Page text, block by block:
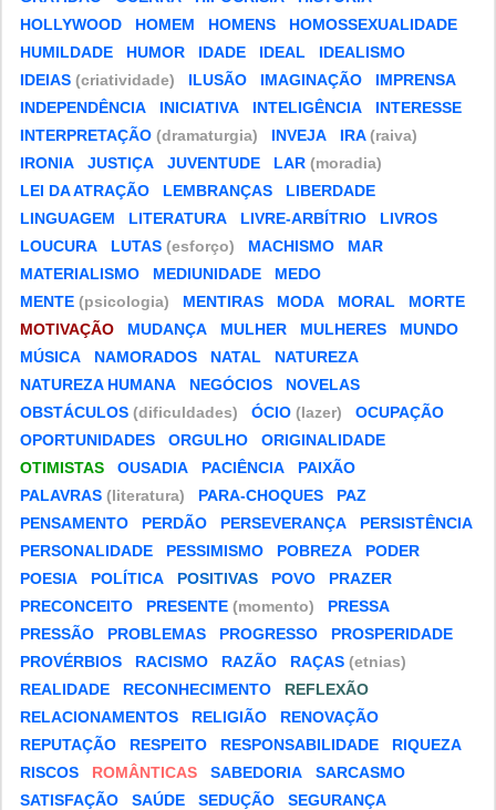
HOLLYWOOD
HOMEM HOMENS
HOMOSSEXUALIDADE
HUMILDADE
HUMOR IDADE IDEAL
IDEALISMO
IDEIAS (criatividade) ILUSÃO IMAGINAÇÃO
IMPRENSA
INDEPENDÊNCIA
INICIATIVA INTELIGÊNCIA
INTERESSE
INTERPRETAÇÃO (dramaturgia) INVEJA IRA(raiva)
IRONIA
JUSTIÇA JUVENTUDE LAR (moradia)
LEI DA ATRAÇÃO
LEMBRANÇAS
LIBERDADE
LINGUAGEM
LITERATURA LIVRE-ARBÍTRIO
LIVROS
LOUCURA
LUTAS (esforço) MACHISMO
MAR
MATERIALISMO
MEDIUNIDADE
MEDO
MENTE (psicologia) MENTIRAS MODA MORAL
MORTE
MOTIVAÇÃO
MUDANÇA MULHER MULHERES
MUNDO
MÚSICA
NAMORADOS NATAL
NATUREZA
NATUREZA HUMANA
NEGÓCIOS
NOVELAS
OBSTÁCULOS (dificuldades) ÓCIO (lazer)
OCUPAÇÃO
OPORTUNIDADES
ORGULHO
ORIGINALIDADE
OTIMISTAS
OUSADIA PACIÊNCIA
PAIXÃO
PALAVRAS (literatura) PARA-CHOQUES
PAZ
PENSAMENTO
PERDÃO PERSEVERANÇA
PERSISTÊNCIA
PERSONALIDADE
PESSIMISMO POBREZA
PODER
POESIA
POLÍTICA POSITIVAS POVO
PRAZER
PRECONCEITO
PRESENTE (momento)
PRESSA
PRESSÃO
PROBLEMAS PROGRESSO
PROSPERIDADE
PROVÉRBIOS
RACISMO RAZÃO RAÇAS (etnias)
REALIDADE
RECONHECIMENTO
REFLEXÃO
RELACIONAMENTOS
RELIGIÃO
RENOVAÇÃO
REPUTAÇÃO
RESPEITO RESPONSABILIDADE
RIQUEZA
RISCOS
ROMÂNTICAS SABEDORIA
SARCASMO
SATISFAÇÃO
SAÚDE SEDUÇÃO
SEGURANÇA